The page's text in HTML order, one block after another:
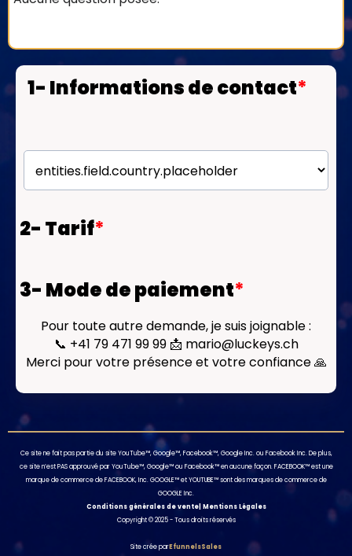
1- Informations de contact*
2- Tarif*
3- Mode de paiement*
Pour toute autre demande, je suis joignable :
📞 +41 79 471 99 99 📩 mario@luckeys.ch
Merci pour votre présence et votre confiance 🙏
Ce site ne fait pas partie du site YouTube™, Google™, Facebook™, Google Inc. ou Facebook Inc. De plus,
ce site n’est PAS approuvé par YouTube™, Google™ ou Facebook™ en aucune façon. FACEBOOK™ est une
marque de commerce de FACEBOOK, Inc. GOOGLE™ et YOUTUBE™ sont des marques de commerce de
GOOGLE Inc.
Conditions générales de vente| Mentions Légales
Copyright © 2025 - Tous droits réservés
Site crée parEfunnelsSales